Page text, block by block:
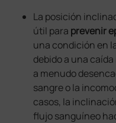
La posición
útil para prevenir
una condición en
debido a una
a menudo
sangre o la
casos, la
flujo sanguíneo